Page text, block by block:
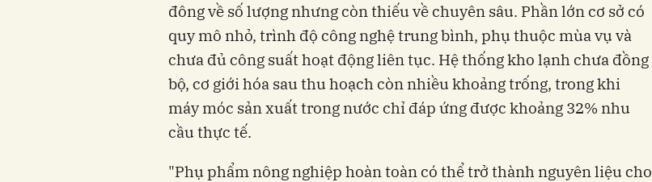
đông về số lượng nhưng còn thiếu về chuyên sâu. Phần lớn cơ sở có
quy mô nhỏ, trình độ công nghệ trung bình, phụ thuộc mùa vụ và
chưa đủ công suất hoạt động liên tục. Hệ thống kho lạnh chưa đồng
bộ, cơ giới hóa sau thu hoạch còn nhiều khoảng trống, trong khi
máy móc sản xuất trong nước chỉ đáp ứng được khoảng 32% nhu
cầu thực tế.
"Phụ phẩm nông nghiệp hoàn toàn có thể trở thành nguyên liệu cho